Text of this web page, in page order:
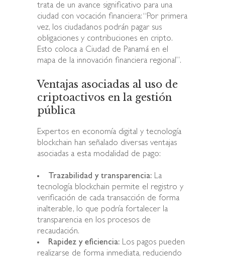
trata de un avance significativo para una
ciudad con vocación financiera: “Por primera
vez, los ciudadanos podrán pagar sus
obligaciones y contribuciones en cripto.
Esto coloca a Ciudad de Panamá en el
mapa de la innovación financiera regional”.
Ventajas asociadas al uso de
criptoactivos en la gestión
pública
Expertos en economía digital y tecnología
blockchain han señalado diversas ventajas
asociadas a esta modalidad de pago:
Trazabilidad y transparencia: La
tecnología blockchain permite el registro y
verificación de cada transacción de forma
inalterable, lo que podría fortalecer la
transparencia en los procesos de
recaudación.
Rapidez y eficiencia: Los pagos pueden
realizarse de forma inmediata, reduciendo